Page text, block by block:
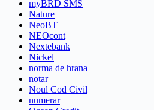
myBRD SMS
Nature
NeoBT
NEOcont
Nextebank
Nickel
norma de hrana
notar
Noul Cod Civil
numerar